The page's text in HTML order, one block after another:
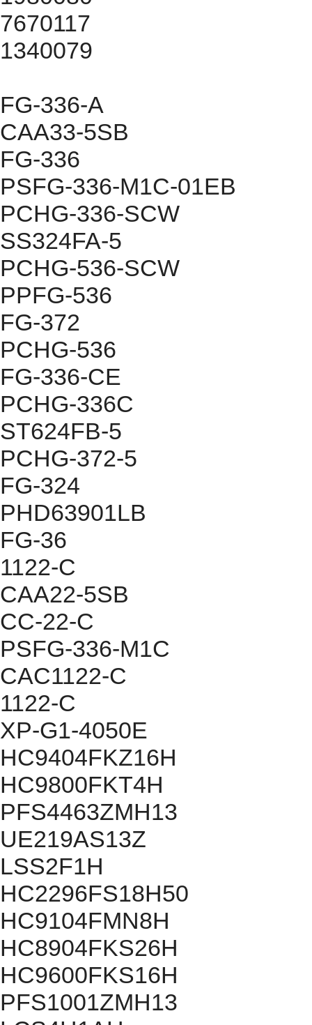
7670117
1340079
FG-336-A
CAA33-5SB
FG-336
PSFG-336-M1C-01EB
PCHG-336-SCW
SS324FA-5
PCHG-536-SCW
PPFG-536
FG-372
PCHG-536
FG-336-CE
PCHG-336C
ST624FB-5
PCHG-372-5
FG-324
PHD63901LB
FG-36
1122-C
CAA22-5SB
CC-22-C
PSFG-336-M1C
CAC1122-C
1122-C
XP-G1-4050E
HC9404FKZ16H
HC9800FKT4H
PFS4463ZMH13
UE219AS13Z
LSS2F1H
HC2296FS18H50
HC9104FMN8H
HC8904FKS26H
HC9600FKS16H
PFS1001ZMH13